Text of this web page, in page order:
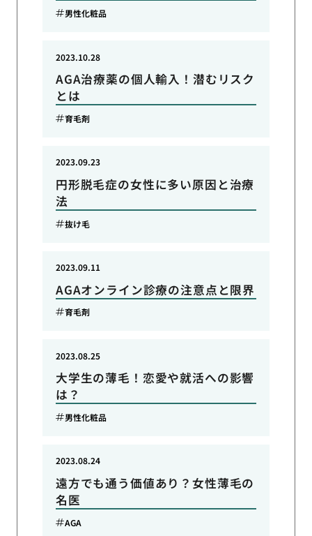
男性化粧品
AGA治療薬の個人輸入！潜むリスク
とは
2023.10.28
育毛剤
円形脱毛症の女性に多い原因と治療
法
2023.09.23
抜け毛
AGAオンライン診療の注意点と限界
2023.09.11
育毛剤
大学生の薄毛！恋愛や就活への影響
は？
2023.08.25
男性化粧品
遠方でも通う価値あり？女性薄毛の
名医
2023.08.24
AGA